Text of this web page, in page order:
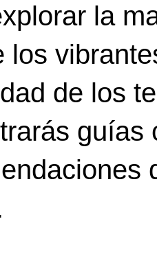
la
los
de los
guías